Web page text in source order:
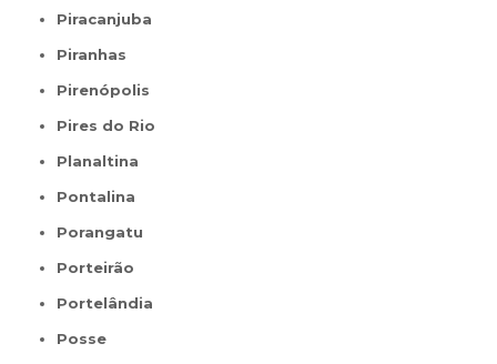
Piracanjuba
Piranhas
Pirenópolis
Pires do Rio
Planaltina
Pontalina
Porangatu
Porteirão
Portelândia
Posse